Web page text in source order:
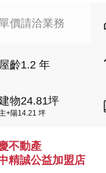
價請洽業務
齡1.2 年
物24.81坪
+陽14.21 坪
不動產
精誠公益加盟店